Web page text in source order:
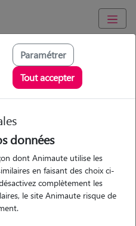
/Bouches-du-Rhône
- Petsitter à
PROVENCE
Paramétrer
Tout accepter
données
dont Animaute utilise les
en faisant des choix ci-
complètement les
le site Animaute risque de